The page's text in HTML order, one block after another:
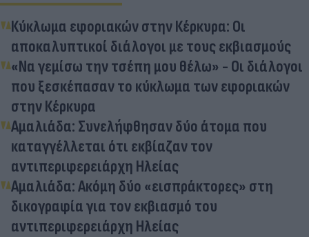
Κύκλωμα εφοριακών στην Κέρκυρα: Οι
αποκαλυπτικοί διάλογοι με τους εκβιασμούς
«Να γεμίσω την τσέπη μου θέλω» - Οι διάλογοι
που ξεσκέπασαν το κύκλωμα των εφοριακών
στην Κέρκυρα
Αμαλιάδα: Συνελήφθησαν δύο άτομα που
καταγγέλλεται ότι εκβίαζαν τον
αντιπεριφερειάρχη Ηλείας
Αμαλιάδα: Ακόμη δύο «εισπράκτορες» στη
δικογραφία για τον εκβιασμό του
αντιπεριφερειάρχη Ηλείας